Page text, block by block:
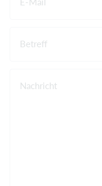
Betreff
Nachricht